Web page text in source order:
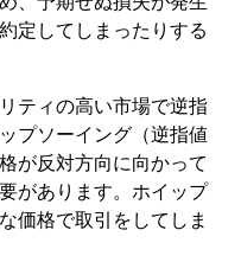
定してしまったりする
ティの高い市場で逆指
プソーイング（逆指値
が反対方向に向かって
があります。ホイップ
価格で取引をしてしま